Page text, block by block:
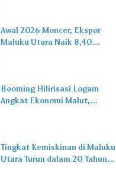
Awal 2026 Moncer, Ekspor
Maluku Utara Naik 8,40
Booming Hilirisasi Logam
Angkat Ekonomi Malut,
Tingkat Kemiskinan di Maluku
Utara Turun dalam 20 Tahun